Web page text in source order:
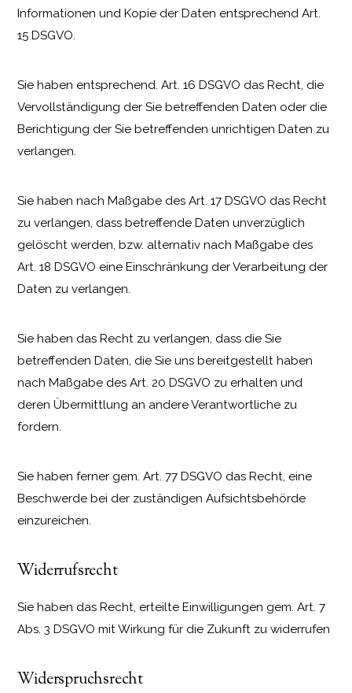
Informationen und Kopie der Daten entsprechend Art.
15 DSGVO.
Sie haben entsprechend. Art. 16 DSGVO das Recht, die
Vervollständigung der Sie betreffenden Daten oder die
Berichtigung der Sie betreffenden unrichtigen Daten zu
verlangen.
Sie haben nach Maßgabe des Art. 17 DSGVO das Recht
zu verlangen, dass betreffende Daten unverzüglich
gelöscht werden, bzw. alternativ nach Maßgabe des
Art. 18 DSGVO eine Einschränkung der Verarbeitung der
Daten zu verlangen.
Sie haben das Recht zu verlangen, dass die Sie
betreffenden Daten, die Sie uns bereitgestellt haben
nach Maßgabe des Art. 20 DSGVO zu erhalten und
deren Übermittlung an andere Verantwortliche zu
fordern.
Sie haben ferner gem. Art. 77 DSGVO das Recht, eine
Beschwerde bei der zuständigen Aufsichtsbehörde
einzureichen.
Widerrufsrecht
Sie haben das Recht, erteilte Einwilligungen gem. Art. 7
Abs. 3 DSGVO mit Wirkung für die Zukunft zu widerrufen
Widerspruchsrecht